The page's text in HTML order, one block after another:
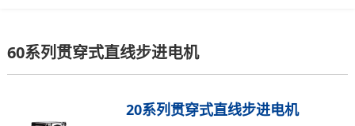
60系列贯穿式直线步进电机
20系列贯穿式直线步进电机